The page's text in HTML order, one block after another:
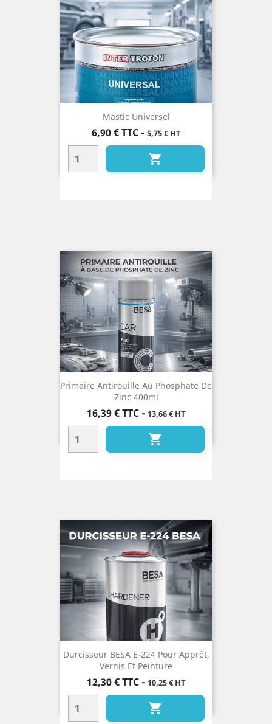
Mastic Universel
Prix
6,90 € TTC- 5,75 € HT

Primaire Antirouille Au Phosphate De
Zinc 400ml
Prix
16,39 € TTC- 13,66 € HT

Durcisseur BESA E-224 Pour Apprêt,
Vernis Et Peinture
Prix
12,30 € TTC- 10,25 € HT
